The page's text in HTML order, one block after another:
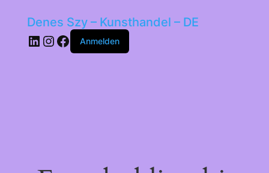
Denes Szy – Kunsthandel – DE
LinkedIn
Instagram
Facebook
Anmelden